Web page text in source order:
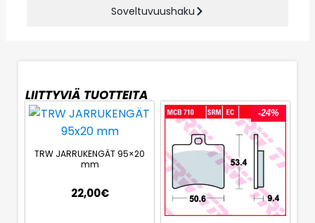
Soveltuvuushaku
LIITTYVIÄ TUOTTEITA
TRW JARRUKENGÄT 95×20
mm
22,00€
-24%